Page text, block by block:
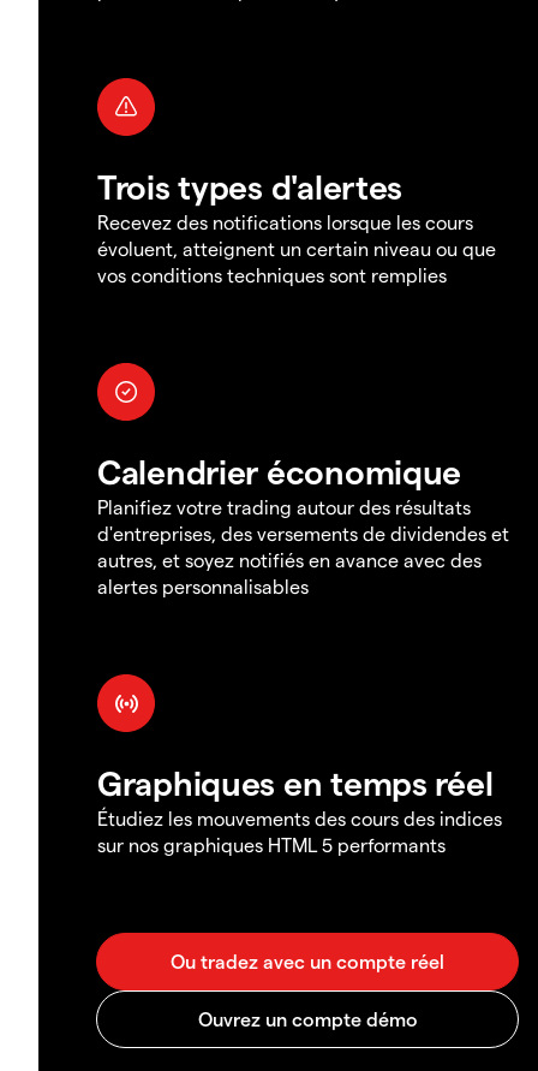
Trois types d'alertes
Recevez des notifications lorsque les cours
évoluent, atteignent un certain niveau ou que
vos conditions techniques sont remplies
Calendrier économique
Planifiez votre trading autour des résultats
d'entreprises, des versements de dividendes et
autres, et soyez notifiés en avance avec des
alertes personnalisables
Graphiques en temps réel
Étudiez les mouvements des cours des indices
sur nos graphiques HTML 5 performants